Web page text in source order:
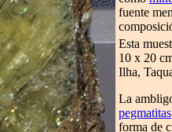
fuente
Esta
10 x 20
Ilha,
La
pegmatitas
forma de